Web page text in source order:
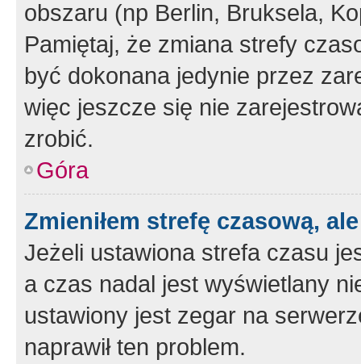
obszaru (np Berlin, Bruksela,
Pamiętaj, że zmiana strefy
być dokonana jedynie przez
więc jeszcze się nie
zrobić.
Góra
Zmieniłem strefę czasową,
Jeżeli ustawiona strefa czasu
a czas nadal jest wyświetlany
ustawiony jest zegar na
naprawił ten problem.